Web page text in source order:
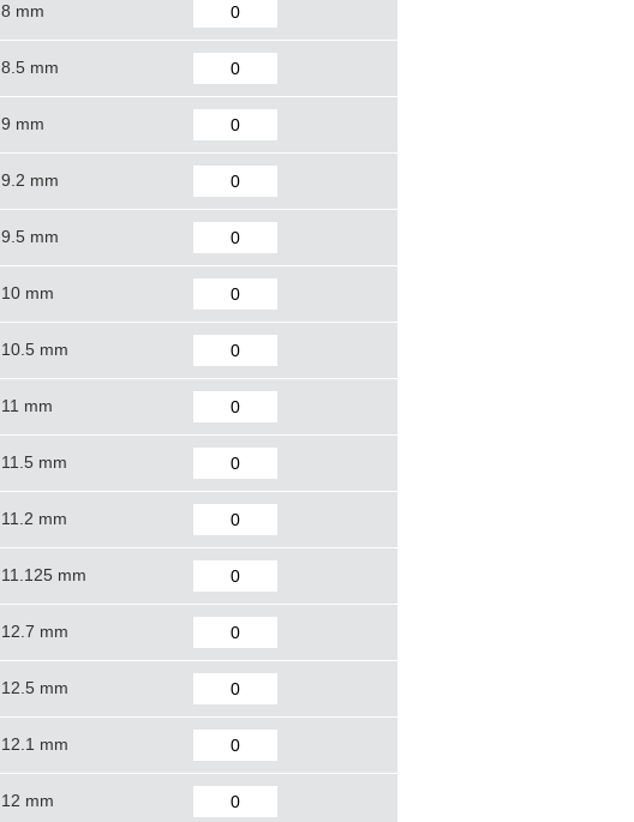
8 mm
8.5 mm
9 mm
9.2 mm
9.5 mm
10 mm
10.5 mm
11 mm
11.5 mm
11.2 mm
11.125 mm
12.7 mm
12.5 mm
12.1 mm
12 mm